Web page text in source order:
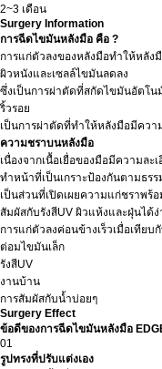
2~3 เดือน
Surgery Information
การฉีดไขมันหลังมือ คือ ?
การแก่ตัวลงของหลังมือทำให้หลัง
ผิวหนังและเซลล์ไขมันลดลง
ซึ่งเป็นการผ่าตัดที่สกัดไขมันอัตโน
ริ้วรอย
เป็นการผ่าตัดที่ทำให้หลังมือมีควา
ความชราบนหลังมือ
เนื่องจากเนื้อเยื่อของมือมีความล
ทำหน้าที่เป็นเกราะป้องกันตามธร
เป็นส่วนที่เปิดเผยความแก่ชราพร้
สัมผัสกับรังสีUV ผิวแห้งและฝุ่นได้ง่
การแก่ตัวลงค่อนข้างเร็วเมื่อเทียบ
ต่อมไขมันเล็ก
รังสีUV
งานบ้าน
การสัมผัสกับน้ำบ่อยๆ
Surgery Effect
ข้อดีของการฉีดไขมันหลังมือ
01
รูปทรงที่ปรับแต่งเอง